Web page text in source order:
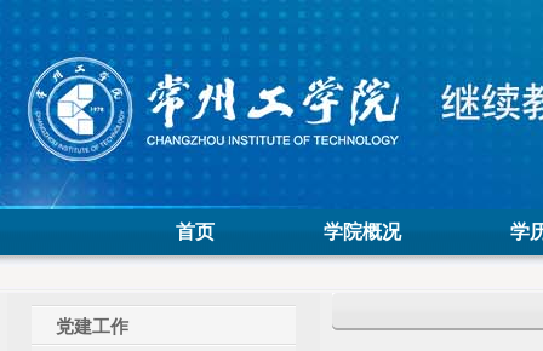
首页 学院概况 学
党建工作